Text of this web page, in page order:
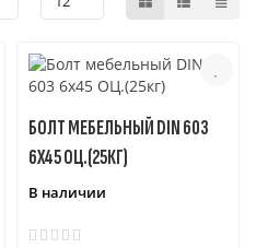
БОЛТ МЕБЕЛЬНЫЙ DIN 603
6Х45 ОЦ.(25КГ)
В наличии